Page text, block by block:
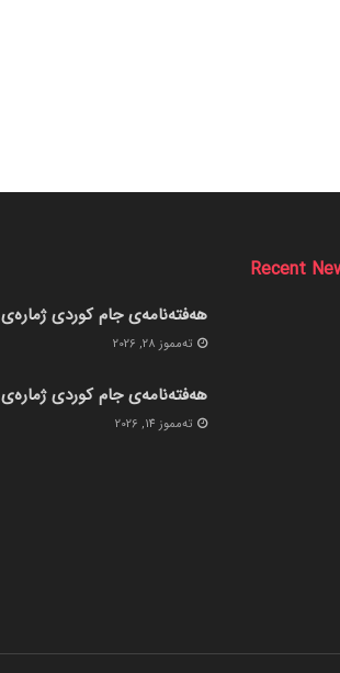
Recent
هەفتەنامەی جام کوردی ژمارەی 432
ته‌مموز 28, 2026
هەفتەنامەی جام کوردی ژمارەی 431
ته‌مموز 14, 2026